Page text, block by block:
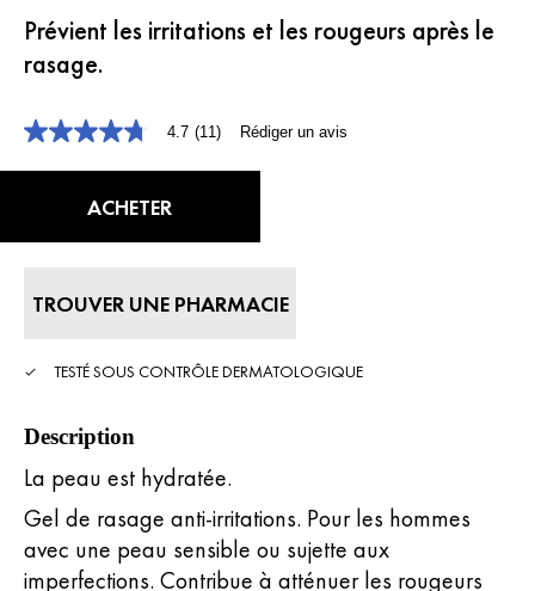
Prévient les irritations et les rougeurs après le
rasage.
4.7
sur
moyenne.
Read
Lien
même
page.
4.7 (11) Rédiger un avis
ACHETER
TROUVER UNE PHARMACIE
TESTÉ SOUS CONTRÔLE DERMATOLOGIQUE
Description
La peau est hydratée.
Gel de rasage anti-irritations. Pour les hommes
avec une peau sensible ou sujette aux
imperfections. Contribue à atténuer les rougeurs